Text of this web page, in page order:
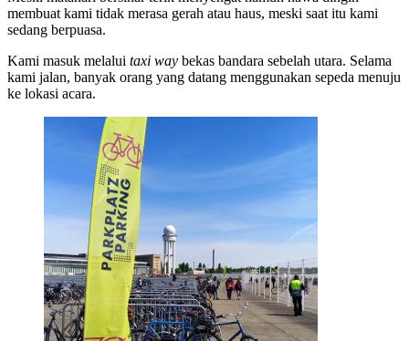
membuat kami tidak merasa gerah atau haus, meski saat itu kami
sedang berpuasa.
Kami masuk melalui taxi way bekas bandara sebelah utara. Selama
kami jalan, banyak orang yang datang menggunakan sepeda menuju
ke lokasi acara.